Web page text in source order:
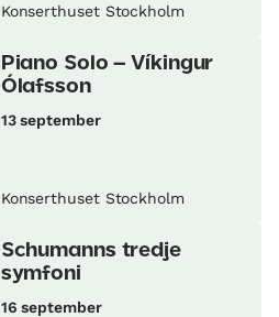
Konserthuset Stockholm
Piano Solo – Víkingur
Ólafsson
13 september
Konserthuset Stockholm
Schumanns tredje
symfoni
16 september